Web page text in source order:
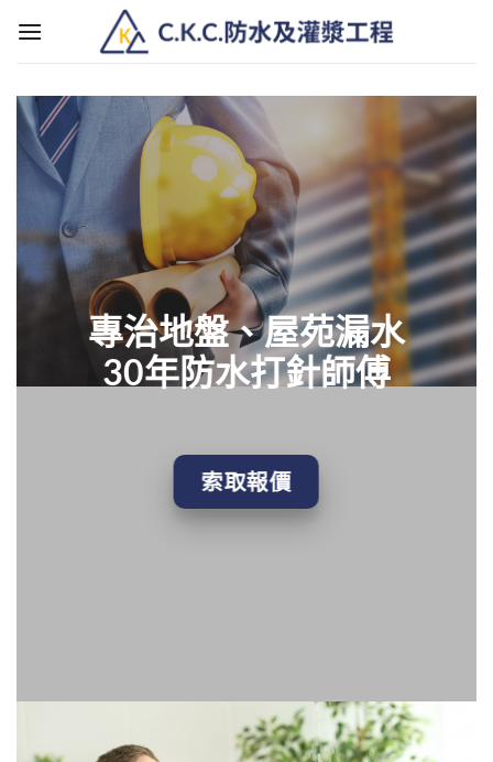
專治地盤、屋苑漏水
30年防水打針師傅
索取報價